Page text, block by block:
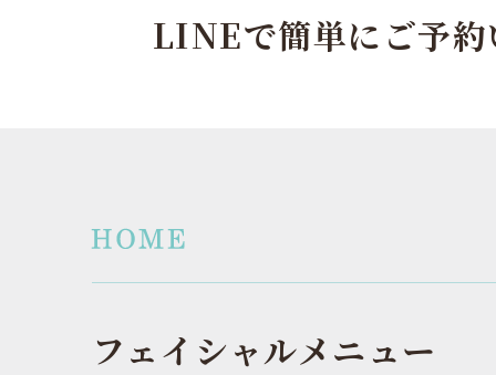
LINEで簡単にご予
フェイシャルメニュー